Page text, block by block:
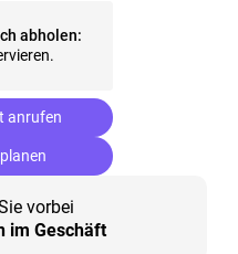
abholen:
anrufen
vorbei
im Geschäft